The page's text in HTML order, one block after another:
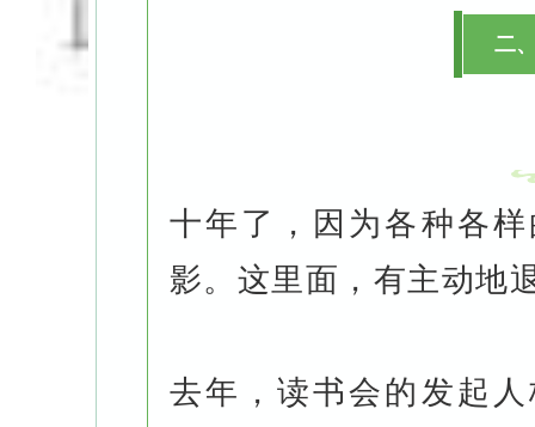
二
十年了，因为各种各
影。这里面，有主动地
去年，读书会的发起